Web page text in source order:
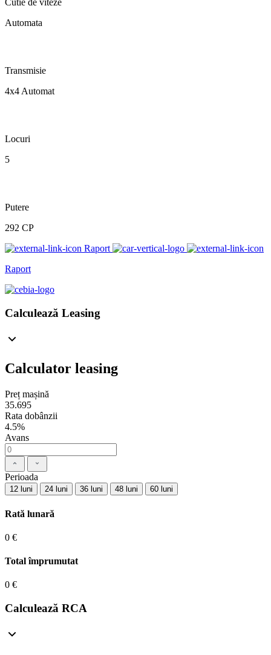
Cutie de viteze
Automata
Transmisie
4x4 Automat
Locuri
5
Putere
292 CP
Raport
Raport
Calculează Leasing
Calculator leasing
Preț mașină
35.695
Rata dobânzii
4.5%
Avans
Perioada
12 luni 24 luni 36 luni 48 luni 60 luni
Rată lunară
0 €
Total împrumutat
0 €
Calculează RCA